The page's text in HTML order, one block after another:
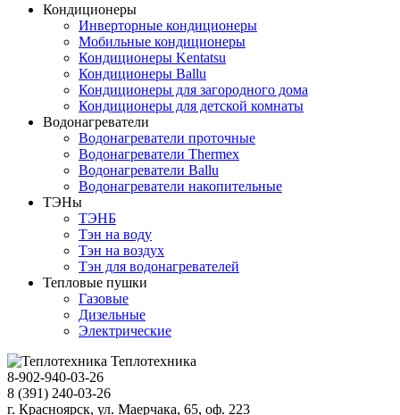
Кондиционеры
Инверторные кондиционеры
Мобильные кондиционеры
Кондиционеры Kentatsu
Кондиционеры Ballu
Кондиционеры для загородного дома
Кондиционеры для детской комнаты
Водонагреватели
Водонагреватели проточные
Водонагреватели Thermex
Водонагреватели Ballu
Водонагреватели накопительные
ТЭНы
ТЭНБ
Тэн на воду
Тэн на воздух
Тэн для водонагревателей
Тепловые пушки
Газовые
Дизельные
Электрические
Теплотехника
8-902-940-03-26
8 (391) 240-03-26
г. Красноярск, ул. Маерчака, 65, оф. 223